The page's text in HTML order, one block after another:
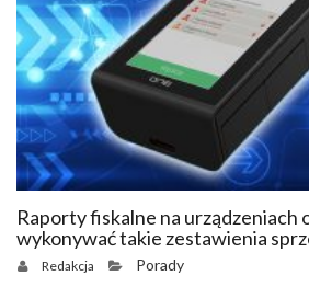
Raporty fiskalne na urządzeniach
wykonywać takie zestawienia
Redakcja
Porady